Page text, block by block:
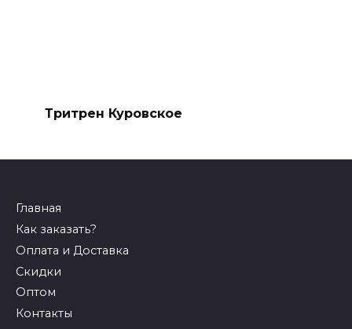
Тритрен Куровское
Главная
Как заказать?
Оплата и Доставка
Скидки
Оптом
Контакты